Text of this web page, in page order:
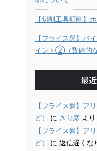
【切削工具研削】
【フライス盤】バ
イント②（数値的な
最
【フライス盤】ア
ど）
に きり彦 より
【フライス盤】ア
ど）
に 返信遅くな